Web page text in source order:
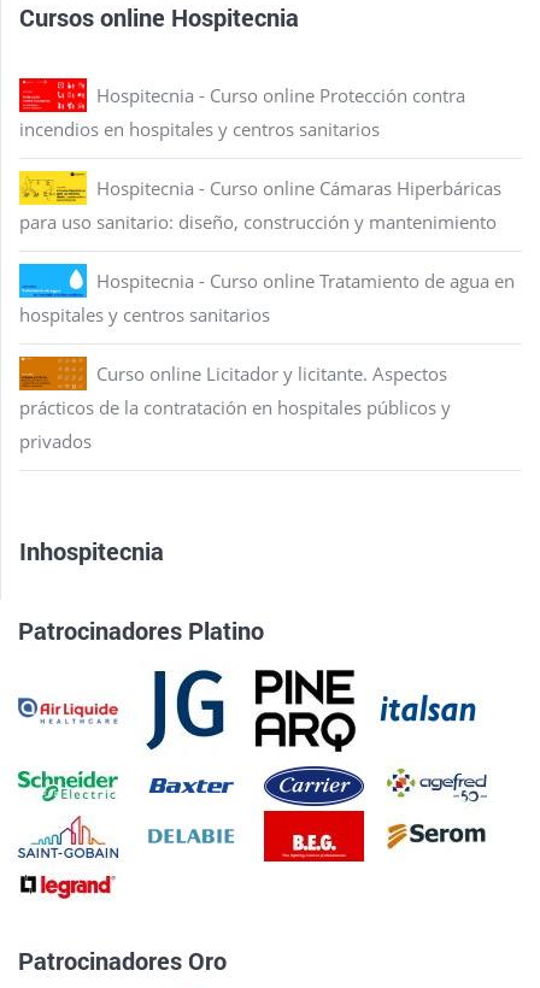
Cursos online Hospitecnia
Hospitecnia - Curso online Protección contra
incendios en hospitales y centros sanitarios
Hospitecnia - Curso online Cámaras Hiperbáricas
para uso sanitario: diseño, construcción y mantenimiento
Hospitecnia - Curso online Tratamiento de agua en
hospitales y centros sanitarios
Curso online Licitador y licitante. Aspectos
prácticos de la contratación en hospitales públicos y
privados
Inhospitecnia
Patrocinadores Platino
Patrocinadores Oro